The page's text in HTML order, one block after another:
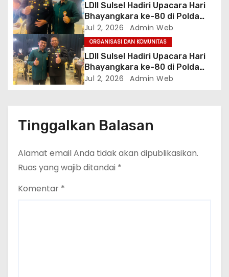
LDII Sulsel Hadiri Upacara Hari
Bhayangkara ke-80 di Polda
Sulsel, Tegaskan Komitmen
Sinergi Jaga Kamtibmas
Jul 2, 2026 Admin Web
ORGANISASI DAN KOMUNITAS
LDII Sulsel Hadiri Upacara Hari
Bhayangkara ke-80 di Polda
Sulsel, Tegaskan Komitmen
Jul 2, 2026 Admin Web
Tinggalkan Balasan
Alamat email Anda tidak akan dipublikasikan.
Ruas yang wajib ditandai *
Komentar *